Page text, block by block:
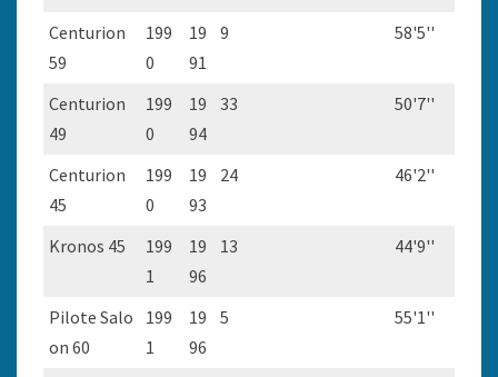
Centurion
59
199
0
19
91
9 58'5''
Centurion
49
199
0
19
94
33 50'7''
Centurion
45
199
0
19
93
24 46'2''
Kronos 45
199
1
19
96
13 44'9''
Pilote Salo
on 60
199
1
19
96
5 55'1''